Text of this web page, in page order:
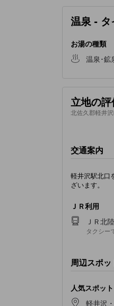
温泉 -
お湯の種類
温泉･鉱
立地の
北佐久郡軽井
交通案内
軽井沢駅北口
ざいます。
ＪＲ利用
ＪＲ北
タクシー
周辺スポッ
人気スポット
軽井沢